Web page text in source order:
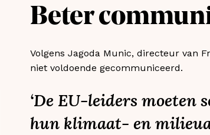
Beter
Volgens Jagoda Munic, directeur van
niet voldoende gecommuniceerd.
‘De EU-leiders
hun klimaat- en